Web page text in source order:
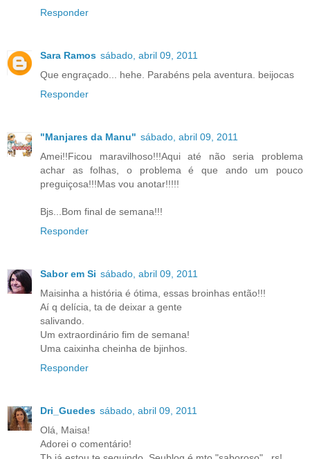
Responder
Sara Ramos sábado, abril 09, 2011
Que engraçado... hehe. Parabéns pela aventura. beijocas
Responder
"Manjares da Manu" sábado, abril 09, 2011
Amei!!Ficou maravilhoso!!!Aqui até não seria problema
achar as folhas, o problema é que ando um pouco
preguiçosa!!!Mas vou anotar!!!!!
Bjs...Bom final de semana!!!
Responder
Sabor em Si sábado, abril 09, 2011
Maisinha a história é ótima, essas broinhas então!!!
Aí q delícia, ta de deixar a gente
salivando.
Um extraordinário fim de semana!
Uma caixinha cheinha de bjinhos.
Responder
Dri_Guedes sábado, abril 09, 2011
Olá, Maisa!
Adorei o comentário!